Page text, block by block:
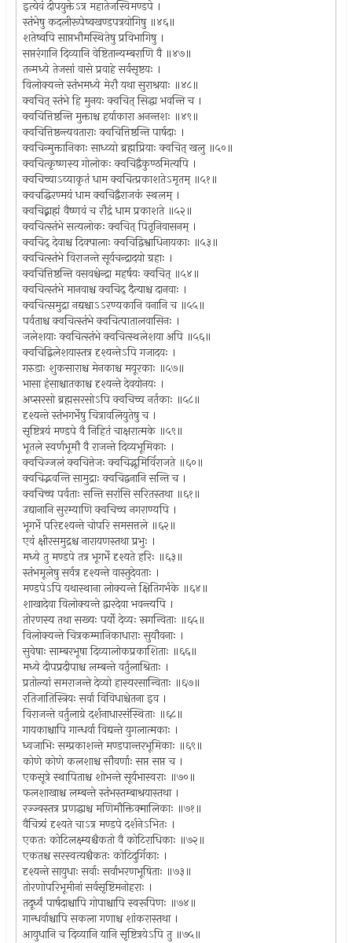
इत्येवं दीपयुक्तेऽत्र महातेजस्विमण्डपे ।
स्तंभेषु कदलीरूपेष्वखण्डपत्रयोगिषु ॥४६॥
शतेष्वपि साप्तभौमस्थितेषु प्रविभागिषु ।
सप्तरंगानि दिव्यानि वेष्टितान्यम्बराणि वै ॥४७॥
तन्मध्ये तेजसां वासे प्रवाहे सर्वसृष्टयः ।
विलोक्यन्ते स्तंभमध्ये मेरौ यथा सुराश्रयाः ॥४८॥
क्वचित् स्तंभे हि मुनयः क्वचित् सिद्धा भवन्ति च ।
क्वचित्तिष्ठन्ति मुक्ताश्च हर्याकारा अनन्तशः ॥४९॥
क्वचित्तिष्ठन्त्यवताराः क्वचित्तिष्ठन्ति पार्षदाः ।
क्वचिन्मुक्तानिकाः साध्व्यो ब्रह्मप्रियाः क्वचित् खलु ॥५०॥
क्वचित्कृष्णस्य गोलोकः क्वचिद्वैकुण्ठमित्यपि ।
क्वचिच्चाऽव्याकृतं धाम क्वचित्प्रकाशतेऽमृतम् ॥५१॥
क्वचद्धिरण्मयं धाम क्वचिद्वैराजकं स्थलम् ।
क्वचिद्ब्राह्मं वैष्णवं च रौद्रं धाम प्रकाशते ॥५२॥
क्वचित्स्तंभे सत्यलोकः क्वचित् पितृनिवासनम् ।
क्वचिद् देवाश्च दिक्पालाः क्वचिद्विश्वाधिनायकाः ॥५३॥
क्वचित्स्तंभे विराजन्ते सूर्यचन्द्रादयो ग्रहाः ।
क्वचित्तिष्ठन्ति वसवश्चेन्द्रा महर्षयः क्वचित् ॥५४॥
क्वचित्स्तंभे मानवाश्च क्वचिद् दैत्याश्च दानवाः ।
क्वचित्समुद्रा नद्यश्चाऽऽरण्यकानि वनानि च ॥५५॥
पर्वताश्च क्वचित्स्तंभे क्वचित्पातालवासिनः ।
जलेशयाः क्वचित्स्तंभे क्वचित्स्थलेशया अपि ॥५६॥
क्वचिद्बिलेशयास्तत्र दृश्यन्तेऽपि गजादयः ।
गरुडाः शुकसाराश्च मेनकाश्च मयूरकाः ॥५७॥
भासा हंसाश्चातकाश्च दृश्यन्ते देवयोनयः ।
अप्सरसो ब्रह्मसरसोऽपि क्वचिच्च नर्तकाः ॥५८॥
दृश्यन्ते स्तंभगर्भेषु चित्रावलियुतेषु च ।
सृष्टित्रयं मण्डपे वै निहितं चाक्षरात्मके ॥५९॥
भूतले स्वर्णभूमौ वै राजन्ते दिव्यभूमिकाः ।
क्वचिज्जलं क्वचित्तेजः क्वचिद्भूमिर्विराजते ॥६०॥
क्वचिद्भवन्ति सामुद्राः क्वचिद्वनानि सन्ति च ।
क्वचिच्च पर्वताः सन्ति सरांसि सरितस्तथा ॥६१॥
उद्यानानि सुरम्याणि क्वचिच्च नगराण्यपि ।
भूगर्भे परिदृश्यन्ते चोपरि समसत्तले ॥६२॥
एवं क्षीरसमुद्रश्च नारायणस्तथा प्रभुः ।
मध्ये तु मण्डपे तत्र भूगर्भे दृश्यते हरिः ॥६३॥
स्तंभमूलेषु सर्वत्र दृश्यन्ते वास्तुदेवताः ।
मण्डपेऽपि यथास्थाना लोक्यन्ते क्षितिगर्भके ॥६४॥
शाखादेवा विलोक्यन्ते द्वारदेवा भवन्त्यपि ।
तोरणस्य तथा सख्यः पर्यो देव्यः स्रगन्विताः ॥६५॥
विलोक्यन्ते चित्रकम्मानिकाधाराः सुयौवनाः ।
सुवेषाः साम्बरभूषा दिव्यालोकप्रकाशिताः ॥६६॥
मध्ये दीपप्रदीपाश्च लम्बन्ते वर्तुलाश्रिताः ।
प्रतोल्यां समराजन्ते देव्यो हास्यरसान्विताः ॥६७॥
रतिजातिस्त्रियः सर्वा विविधाश्चेतना इव ।
विराजन्ते वर्तुलाग्रे दर्शनाधारसंस्थिताः ॥६८॥
गायकाश्चापि गान्धर्वा विद्यन्ते युगलात्मकाः ।
ध्वजाभिः सम्प्रकाशन्ते मण्डपान्तरभूमिकाः ॥६९॥
कोणे कोणे कलशाश्च सौवर्णाः सप्त सप्त च ।
एकसूत्रे स्थापिताश्च शोभन्ते सूर्यभास्वराः ॥७०॥
फलशाखाश्च लम्बन्ते स्तंभस्तम्बाश्रयास्तथा ।
रज्ज्वस्तत्र प्रणद्धाश्च मणिमौक्तिक्मालिकाः ॥७१॥
वैचित्र्यं दृश्यते चाऽत्र मण्डपे दर्शनेऽभितः ।
एकतः कोटिलक्ष्म्यश्चैकतो वै कोटिराधिकाः ॥७२॥
एकतश्च सरस्वत्यश्चैकतः कोटिदुर्गिकाः ।
दृश्यन्ते सायुधाः सर्वाः सर्वाभरणभूषिताः ॥७३॥
तोरणोपरिभूमीनां सर्वसृष्टिमनोहराः ।
तदूर्ध्वं पार्षदाश्चापि गोपाश्चापि स्वरूपिणः ॥७४॥
गान्धर्वाश्चापि सकला गणाश्च शांकरास्तथा ।
आयुधानि च दिव्यानि यानि सृष्टित्रयेऽपि तु ॥७५॥